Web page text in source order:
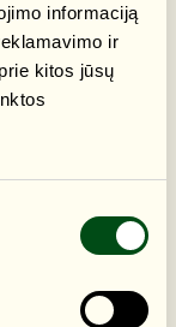
informaciją
ir
kitos jūsų
kūrybinės
ir netikėtoms
vakaro